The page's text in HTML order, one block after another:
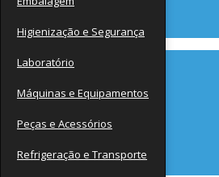
Higienização e Segurança
Laboratório
Máquinas e Equipamentos
Peças e Acessórios
Refrigeração e Transporte